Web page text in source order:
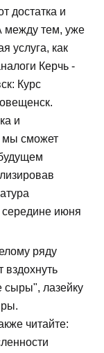
достатка и
между тем, уже
услуга, как
Керчь -
Курс
и
мы сможет
июня
ряду
вздохнуть
сыры", лазейку
читайте: